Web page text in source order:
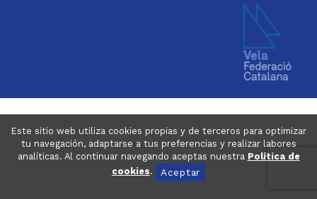
Este sitio web utiliza cookies propias y de terceros para optimizar
tu navegación, adaptarse a tus preferencias y realizar labores
analíticas. Al continuar navegando aceptas nuestra Política de
cookies. Aceptar